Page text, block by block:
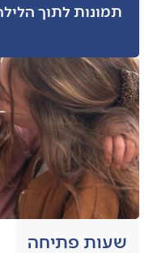
תמונות לתוך
שעות פתיחה